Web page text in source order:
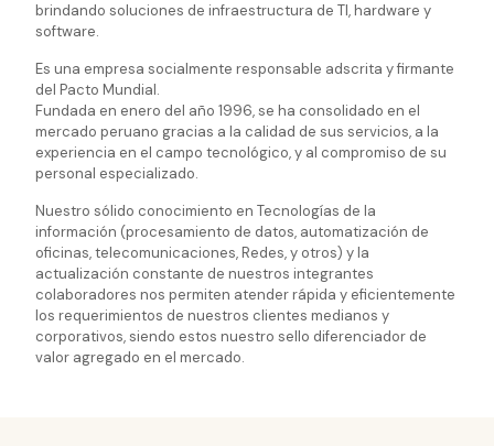
brindando soluciones de infraestructura de TI, hardware y
software.
Es una empresa socialmente responsable adscrita y firmante
del Pacto Mundial.
Fundada en enero del año 1996, se ha consolidado en el
mercado peruano gracias a la calidad de sus servicios, a la
experiencia en el campo tecnológico, y al compromiso de su
personal especializado.
Nuestro sólido conocimiento en Tecnologías de la
información (procesamiento de datos, automatización de
oficinas, telecomunicaciones, Redes, y otros) y la
actualización constante de nuestros integrantes
colaboradores nos permiten atender rápida y eficientemente
los requerimientos de nuestros clientes medianos y
corporativos, siendo estos nuestro sello diferenciador de
valor agregado en el mercado.